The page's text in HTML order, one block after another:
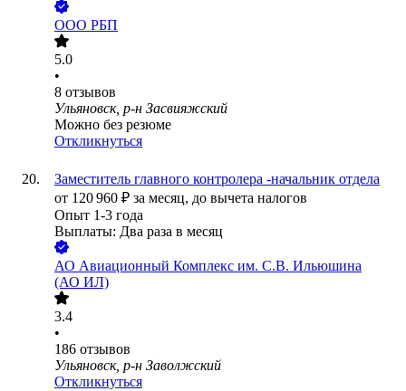
ООО РБП
5.0
•
8 отзывов
Ульяновск, р-н Засвияжский
Можно без резюме
Откликнуться
Заместитель главного контролера -начальник отдела
от 120 960 ₽ за месяц, до вычета налогов
Опыт 1-3 года
Выплаты: Два раза в месяц
АО Авиационный Комплекс им. С.В. Ильюшина
(АО ИЛ)
3.4
•
186 отзывов
Ульяновск, р-н Заволжский
Откликнуться